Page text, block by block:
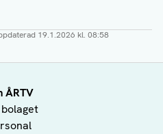
19.1.2026 kl. 08:58
ÅRTV